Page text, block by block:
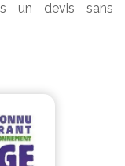
un devis sans